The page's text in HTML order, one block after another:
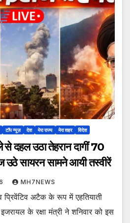
टॉप न्यूज़ देश मेरा राज्य मेरा शहर विदेश
दहल उठा तेहरान दागीं 70
उठे सायरन सामने आयी तस्वीरें
MH7NEWS
प्रिवेंटिव अटैक के रूप में एहतियाती
के रक्षा मंत्री ने शनिवार को इस